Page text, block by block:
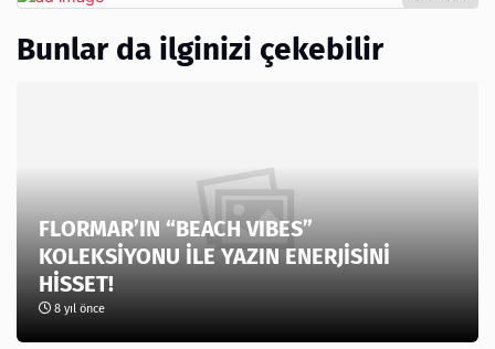
Bunlar da ilginizi çekebilir
FLORMAR’IN “BEACH VIBES”
KOLEKSİYONU İLE YAZIN ENERJİSİNİ
HİSSET!
8 yıl önce